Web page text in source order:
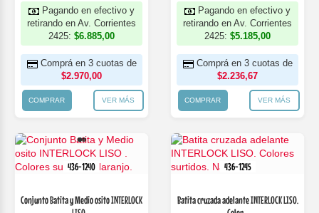
Pagando en efectivo y
retirando en Av. Corrientes
2425: $6.885,00
Comprá en 3 cuotas de
$2.970,00
COMPRAR VER MÁS
Pagando en efectivo y
retirando en Av. Corrientes
2425: $5.185,00
Comprá en 3 cuotas de
$2.236,67
COMPRAR VER MÁS
436-1240
Conjunto Batita y Medio osito INTERLOCK
436-1245
Batita cruzada adelante INTERLOCK LISO.